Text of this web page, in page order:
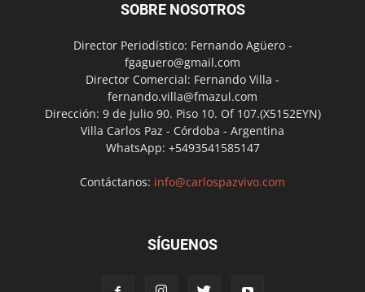
SOBRE NOSOTROS
Director Periodístico: Fernando Agüero -
fgaguero@gmail.com
Director Comercial: Fernando Villa -
fernando.villa@fmazul.com
Dirección: 9 de Julio 90. Piso 10. Of 107.(X5152EYN)
Villa Carlos Paz - Córdoba - Argentina
WhatsApp: +5493541585147
Contáctanos: info@carlospazvivo.com
SÍGUENOS